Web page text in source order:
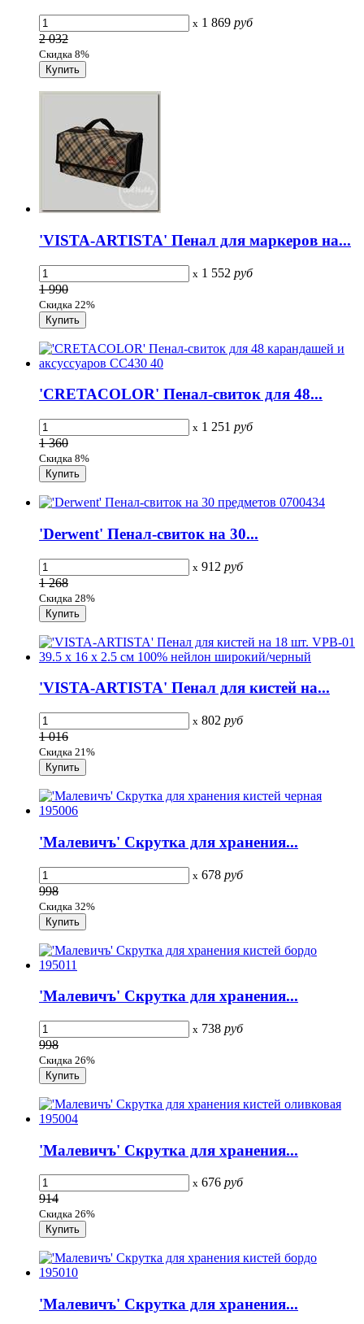
x 1 869 руб
2 032
Скидка 8%
'VISTA-ARTISTA' Пенал для маркеров на...
x 1 552 руб
1 990
Скидка 22%
'CRETACOLOR' Пенал-свиток для 48...
x 1 251 руб
1 360
Скидка 8%
'Derwent' Пенал-свиток на 30...
x 912 руб
1 268
Скидка 28%
'VISTA-ARTISTA' Пенал для кистей на...
x 802 руб
1 016
Скидка 21%
'Малевичъ' Скрутка для хранения...
x 678 руб
998
Скидка 32%
'Малевичъ' Скрутка для хранения...
x 738 руб
998
Скидка 26%
'Малевичъ' Скрутка для хранения...
x 676 руб
914
Скидка 26%
'Малевичъ' Скрутка для хранения...